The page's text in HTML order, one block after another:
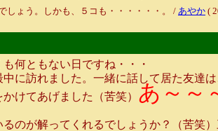
しょう。しかも、５コも・・・・・・。 / あやか (
何ともない日ですね・・・
に訪れました。一緒に話して居た友達
けてあげました（苦笑）
あ～～
のが解ってくれるでしょうか？（苦笑